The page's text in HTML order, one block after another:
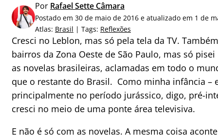
i
s
r
p
o
r
:
Por Rafael Sette Câmara
Postado em 30 de maio de 2016 e atualizado em 1 de
Atlas: Brasil | Tags: Reflexões
Cresci no Leblon, mas só pela tela da TV.
bairros da Zona Oeste de São Paulo, mas só
as novelas brasileiras, aclamadas em todo o
que o restante do Brasil. Como minha infância –
principalmente no período jurássico, digo, pré-
cresci no meio de uma ponte área televisiva.
E não é só com as novelas. A mesma coisa